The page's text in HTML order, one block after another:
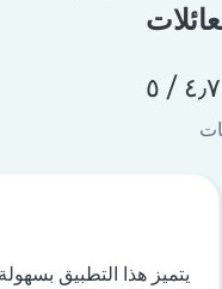
٤٫٧ / ٥
يتميز هذا التطبيق